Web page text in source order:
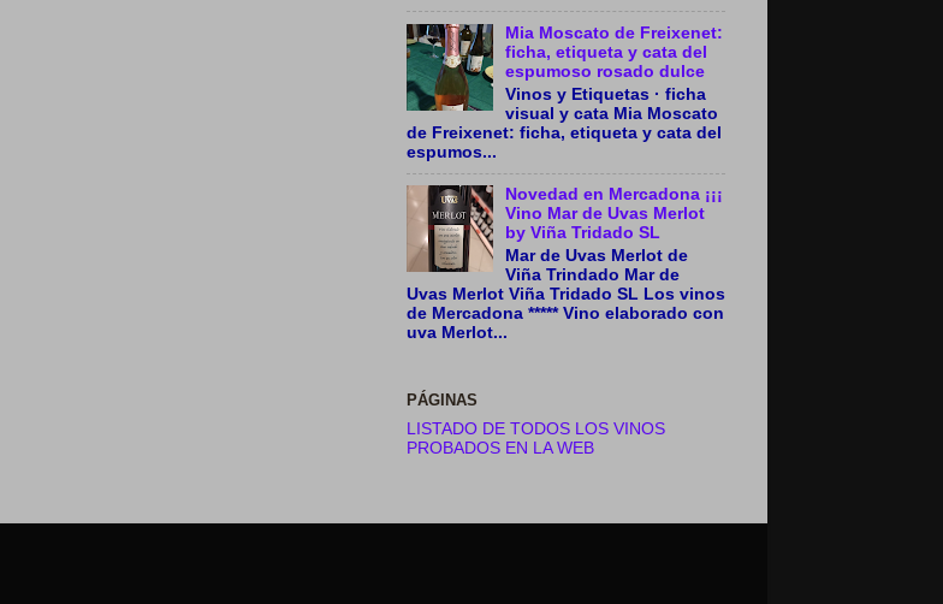
Mia Moscato de Freixenet:
ficha, etiqueta y cata del
espumoso rosado dulce
Vinos y Etiquetas · ficha
visual y cata Mia Moscato
de Freixenet: ficha, etiqueta y cata del
espumos...
Novedad en Mercadona ¡¡¡
Vino Mar de Uvas Merlot
by Viña Tridado SL
Mar de Uvas Merlot de
Viña Trindado Mar de
Uvas Merlot Viña Tridado SL Los vinos
de Mercadona ***** Vino elaborado con
uva Merlot...
PÁGINAS
LISTADO DE TODOS LOS VINOS
PROBADOS EN LA WEB